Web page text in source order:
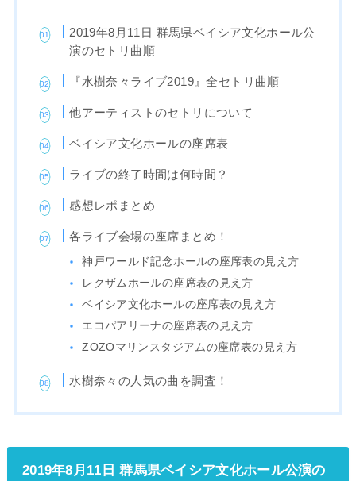
2019年8月11日 群馬県ベイシア文化ホール公
演のセトリ曲順
『水樹奈々ライブ2019』全セトリ曲順
他アーティストのセトリについて
ベイシア文化ホールの座席表
ライブの終了時間は何時間？
感想レポまとめ
各ライブ会場の座席まとめ！
神戸ワールド記念ホールの座席表の見え方
レクザムホールの座席表の見え方
ベイシア文化ホールの座席表の見え方
エコパアリーナの座席表の見え方
ZOZOマリンスタジアムの座席表の見え方
水樹奈々の人気の曲を調査！
2019年8月11日 群馬県ベイシア文化ホール公演の